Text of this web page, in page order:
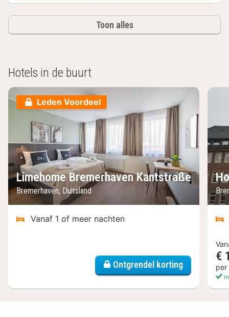
Toon alles
Hotels in de buurt
Leden Voordeel
Limehome Bremerhaven Kantstraße
Bremerhaven, Duitsland
Vanaf 1 of meer nachten
Ontgrendel korting
€
per